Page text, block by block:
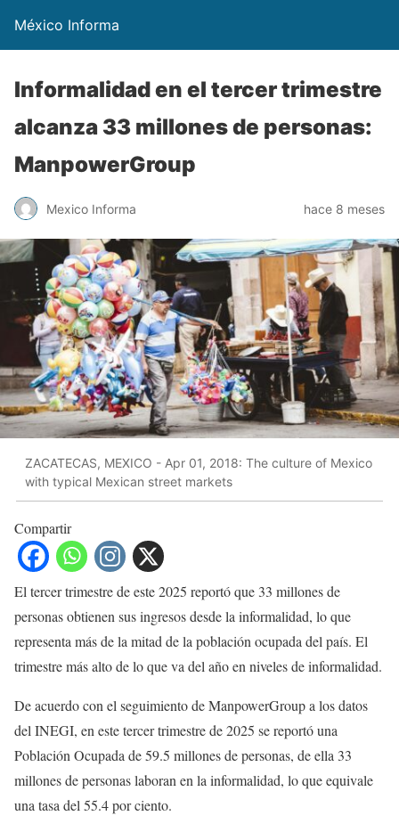
México Informa
Informalidad en el tercer trimestre
alcanza 33 millones de personas:
ManpowerGroup
Mexico Informa hace 8 meses
ZACATECAS, MEXICO - Apr 01, 2018: The culture of Mexico
with typical Mexican street markets
Compartir
El tercer trimestre de este 2025 reportó que 33 millones de
personas obtienen sus ingresos desde la informalidad, lo que
representa más de la mitad de la población ocupada del país. El
trimestre más alto de lo que va del año en niveles de informalidad.
De acuerdo con el seguimiento de ManpowerGroup a los datos
del INEGI, en este tercer trimestre de 2025 se reportó una
Población Ocupada de 59.5 millones de personas, de ella 33
millones de personas laboran en la informalidad, lo que equivale
una tasa del 55.4 por ciento.